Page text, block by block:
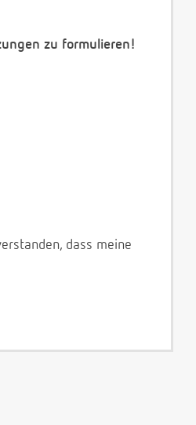
zu formulieren!
dass meine